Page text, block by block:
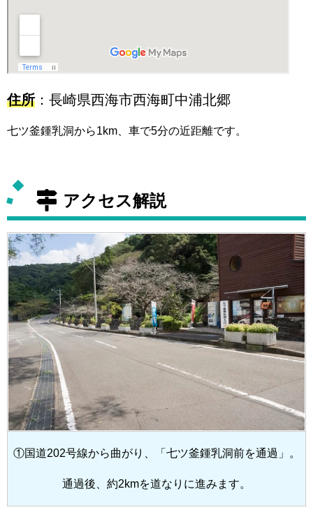
住所 ：長崎県西海市西海町中浦北郷
七ツ釜鍾乳洞から1km、車で5分の近距離です。
アクセス解説
①国道202号線から曲がり、「七ツ釜鍾乳洞前を通過」。
通過後、約2kmを道なりに進みます。